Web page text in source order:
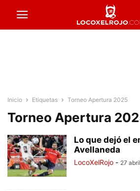
Inicio Etiquetas Torneo Apertura 2025
Torneo Apertura
Lo que dejó el
Avellaneda
LocoXelRojo - 27